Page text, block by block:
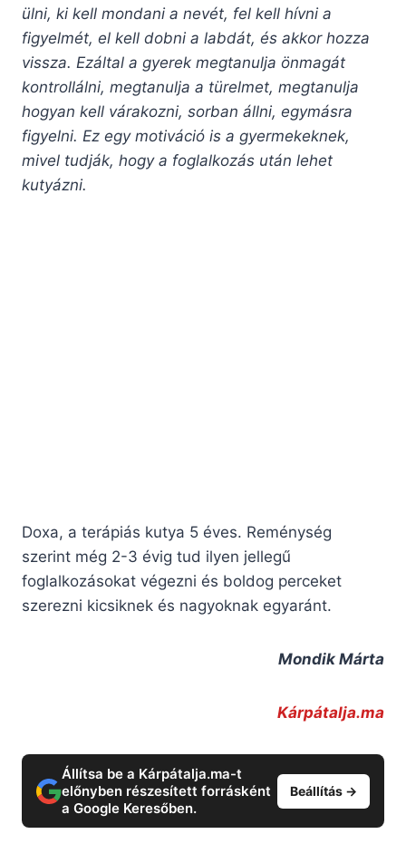
ülni, ki kell mondani a nevét, fel kell hívni a
figyelmét, el kell dobni a labdát, és akkor hozza
vissza. Ezáltal a gyerek megtanulja önmagát
kontrollálni, megtanulja a türelmet, megtanulja
hogyan kell várakozni, sorban állni, egymásra
figyelni. Ez egy motiváció is a gyermekeknek,
mivel tudják, hogy a foglalkozás után lehet
kutyázni.
Doxa, a terápiás kutya 5 éves. Reménység
szerint még 2-3 évig tud ilyen jellegű
foglalkozásokat végezni és boldog perceket
szerezni kicsiknek és nagyoknak egyaránt.
Mondik Márta
Kárpátalja.ma
Állítsa be a Kárpátalja.ma-t
előnyben részesített forrásként
a Google Keresőben.
Beállítás →